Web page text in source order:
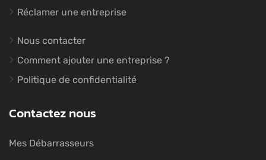
Réclamer une entreprise
Nous contacter
Comment ajouter une entreprise ?
Politique de confidentialité
Contactez nous
Mes Débarrasseurs